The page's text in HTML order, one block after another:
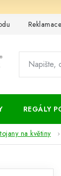
REGÁLY
na květiny